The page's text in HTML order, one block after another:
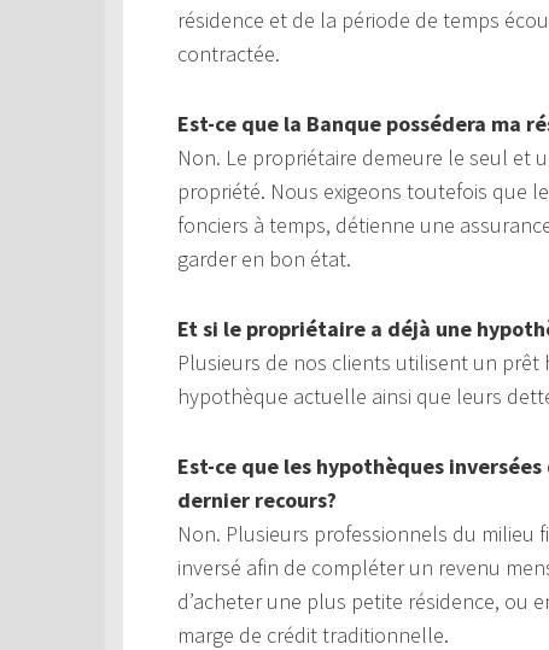
résidence et de la période de temps
contractée.
Est-ce que la Banque possédera ma
Non. Le propriétaire demeure le seul et
propriété. Nous exigeons toutefois que
fonciers à temps, détienne une
garder en bon état.
Et si le propriétaire a déjà une
Plusieurs de nos clients utilisent un
hypothèque actuelle ainsi que leurs
Est-ce que les hypothèques
dernier recours?
Non. Plusieurs professionnels du
inversé afin de compléter un revenu
d’acheter une plus petite résidence, ou
marge de crédit traditionnelle.